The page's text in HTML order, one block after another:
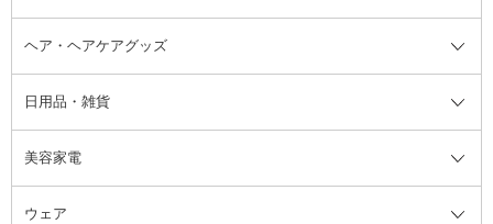
コットン・綿棒
洗顔グッズ
ブラシ・チップ
ツィザー・毛抜き
ボディケアグッズ全て
マッサージ・ボディケアグッズ
かかと・角質ケアグッズ
絆創膏
ヘア・ヘアケアグッズ
ヘア・ヘアケアグッズ全て
ヘアゴム
ヘアバンド
日用品・雑貨
日用品・雑貨全て
柔軟剤
美容家電
美容家電全て
ウェア